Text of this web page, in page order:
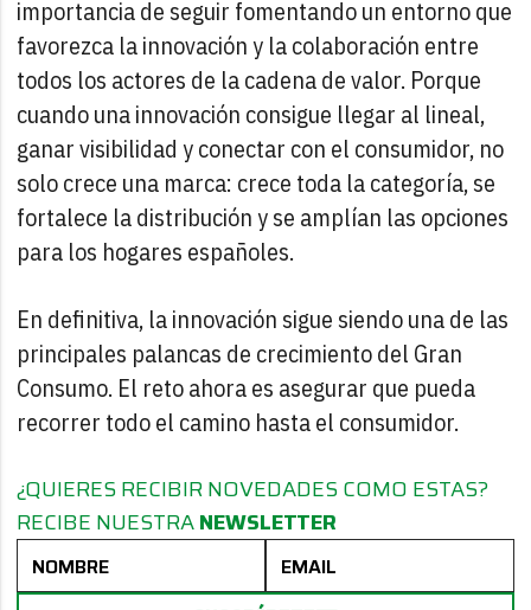
importancia de seguir fomentando un entorno que
favorezca la innovación y la colaboración entre
todos los actores de la cadena de valor. Porque
cuando una innovación consigue llegar al lineal,
ganar visibilidad y conectar con el consumidor, no
solo crece una marca: crece toda la categoría, se
fortalece la distribución y se amplían las opciones
para los hogares españoles.
En definitiva, la innovación sigue siendo una de las
principales palancas de crecimiento del Gran
Consumo. El reto ahora es asegurar que pueda
recorrer todo el camino hasta el consumidor.
¿QUIERES RECIBIR NOVEDADES COMO ESTAS?
RECIBE NUESTRANEWSLETTER